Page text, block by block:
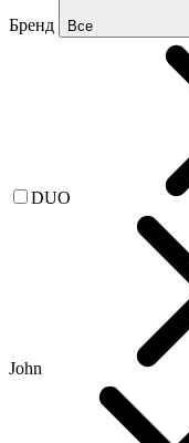
Бренд Все
DUO
John